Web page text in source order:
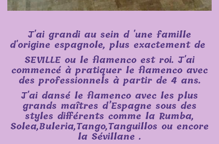
J'ai grandi au sein d 'une famille
d'origine espagnole, plus exactement de
SEVILLE ou le flamenco est roi. J'ai
commencé à pratiquer le flamenco avec
des professionnels à partir de 4 ans.
J'ai dansé le flamenco avec les plus
grands maîtres d’Espagne sous des
styles différents comme la Rumba,
Solea,Buleria,Tango,Tanguillos ou encore
la Sévillane .